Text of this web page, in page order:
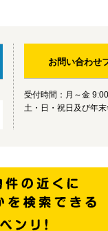
お問い合わせ
受付時間：月～金
土・日・祝日及び年末